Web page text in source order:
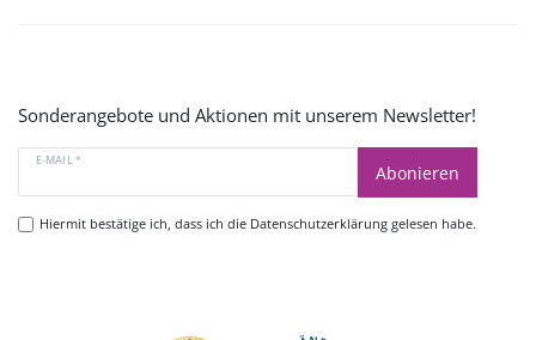
Sonderangebote und Aktionen mit unserem Newsletter!
E-MAIL *
Abonieren
Hiermit bestätige ich, dass ich die Datenschutzerklärunggelesen habe.